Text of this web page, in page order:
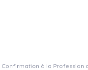
à la Profession